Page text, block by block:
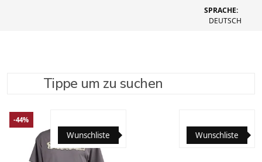
SPRACHE:
DEUTSCH
Tippe um zu suchen
SUCHE VERFEINERN EMPFOHLEN
Wunschliste
-44%
Wunschliste